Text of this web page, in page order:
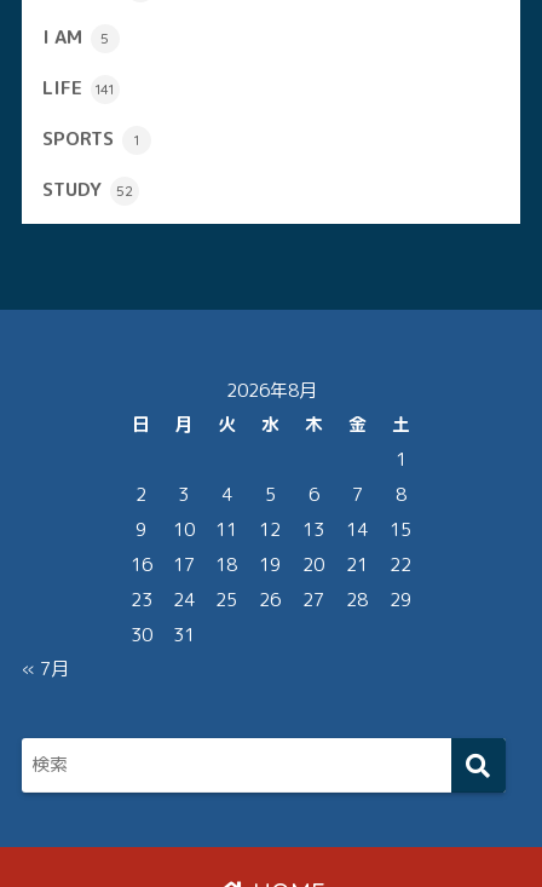
I AM 5
LIFE 141
SPORTS 1
STUDY 52
2026年8月
日
月 火 水 木 金
土
1
2
3 4 5 6 7
8
9
10 11 12 13 14
15
16
17 18 19 20 21
22
23
24 25 26 27 28
29
30
31
« 7月